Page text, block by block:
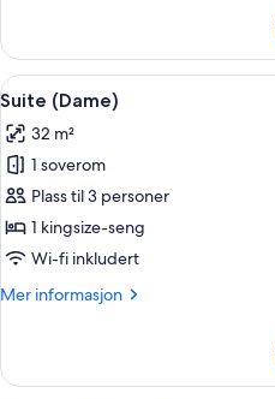
Eiffel)
–
signature
(Terrasse
Eiffel)
Åpne
alle
bildene
av
Suite
(Dame)
3
Suite (Dame)
32 m²
1 soverom
Plass til 3 personer
1 kingsize-seng
Wi-fi inkludert
Mer informasjon
Mer
(Dame)